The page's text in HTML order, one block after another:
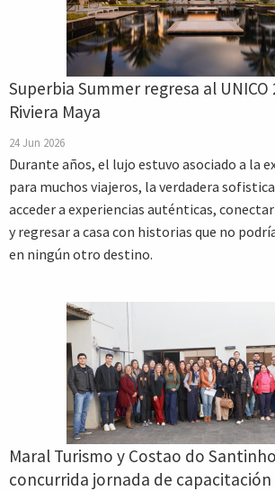
Superbia Summer regresa al UNICO
Riviera Maya
24 Jun 2026
Durante años, el lujo estuvo asociado a la
para muchos viajeros, la verdadera
acceder a experiencias auténticas,
y regresar a casa con historias que no
en ningún otro destino.
Maral Turismo y Costao do
concurrida jornada de capacitación